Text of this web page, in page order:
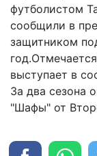
футболистом
сообщили в
защитником
выступает в
За два сезона
"Шафы" от